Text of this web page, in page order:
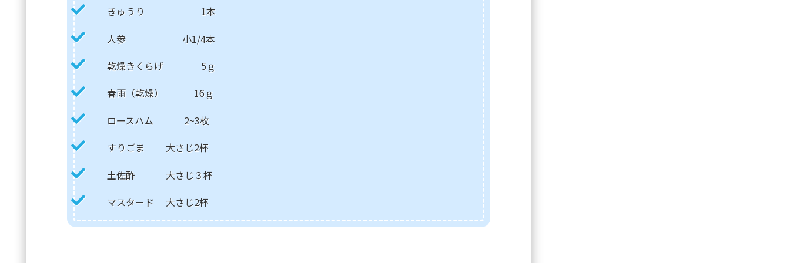
きゅうり 1本
人参 小1/4本
乾燥きくらげ 5ｇ
春雨（乾燥） 16ｇ
ロースハム 2~3枚
すりごま 大さじ2杯
土佐酢 大さじ３杯
マスタード 大さじ2杯